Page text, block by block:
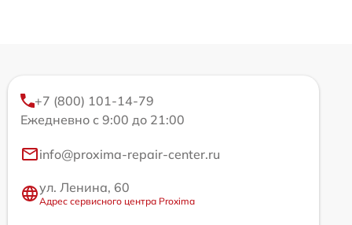
+7 (800) 101-14-79
Ежедневно с 9:00 до 21:00
info@proxima-repair-center.ru
ул. Ленина, 60
Адрес сервисного центра Proxima